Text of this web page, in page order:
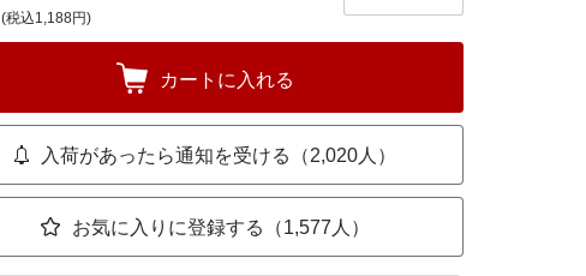
(税込1,188円)
カートに入れる
入荷があったら通知を受ける（2,020人）
お気に入りに登録する（1,577人）